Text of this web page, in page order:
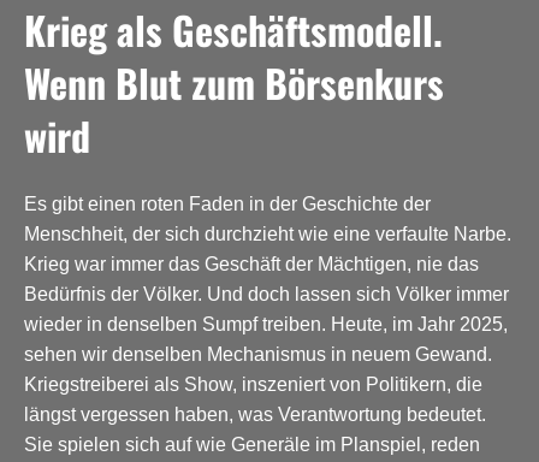
Krieg als Geschäftsmodell.
Wenn Blut zum Börsenkurs
wird
Es gibt einen roten Faden in der Geschichte der
Menschheit, der sich durchzieht wie eine verfaulte Narbe.
Krieg war immer das Geschäft der Mächtigen, nie das
Bedürfnis der Völker. Und doch lassen sich Völker immer
wieder in denselben Sumpf treiben. Heute, im Jahr 2025,
sehen wir denselben Mechanismus in neuem Gewand.
Kriegstreiberei als Show, inszeniert von Politikern, die
längst vergessen haben, was Verantwortung bedeutet.
Sie spielen sich auf wie Generäle im Planspiel, reden